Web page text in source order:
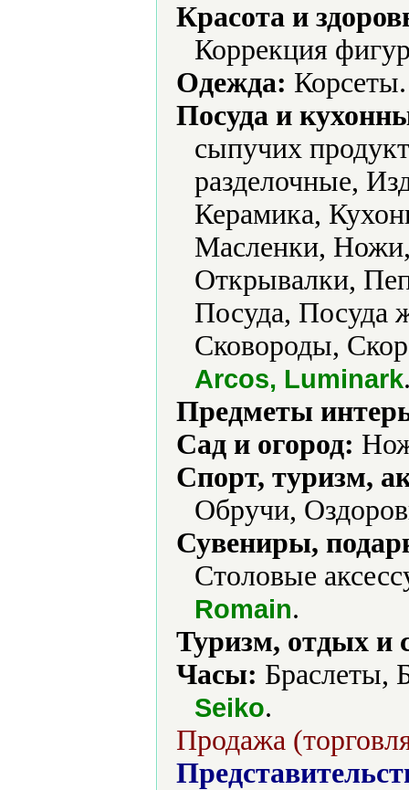
Красота и
Коррекция
Одежда:
Посуда и
сыпучих
разделочные,
Керамика,
Масленки,
Открывалки,
Посуда, Посуда
Сковороды,
Arcos, Luminark
Предметы
Сад и огород:
Спорт, туризм,
Обручи,
Сувениры,
Столовые
Romain.
Туризм, отдых и
Часы: Браслеты,
Seiko.
Продажа